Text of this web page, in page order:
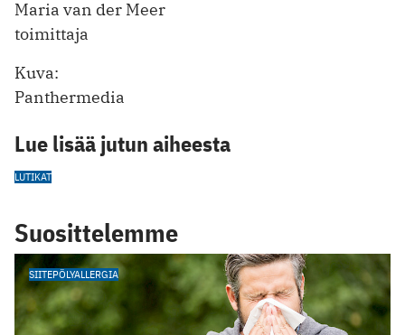
Maria van der Meer
toimittaja
Kuva:
Panthermedia
Lue lisää jutun aiheesta
LUTIKAT
Suosittelemme
SIITEPÖLYALLERGIA